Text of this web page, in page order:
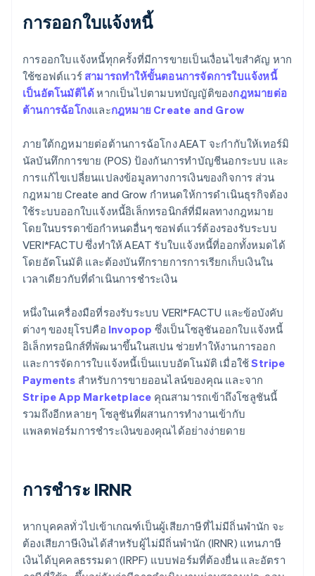
การออกใบแจ้งหนี้
การออกใบแจ้งหนี้ทุกครั้งที่มีการขายเป็นเงื่อนไขสำคัญ หาก
ใช้ซอฟต์แวร์ สามารถทำให้ขั้นตอนการจัดการใบแจ้งหนี้
เป็นอัตโนมัติได้หากเป็นไปตามบทบัญญัติของกฎหมายต่อ
ต้านการฉ้อโกงและกฎหมาย Create and Grow
ภายใต้กฎหมายต่อต้านการฉ้อโกง AEAT จะกำกับให้เทอร์มิ
นัลบันทึกการขาย (POS) ป้องกันการทำบัญชีนอกระบบ และ
การแก้ไขเปลี่ยนแปลงข้อมูลทางการเงินของกิจการ ส่วน
กฎหมาย Create and Grow กำหนดให้การดำเนินธุรกิจต้อง
ใช้ระบบออกใบแจ้งหนี้อิเล็กทรอนิกส์ที่มีผลทางกฎหมาย
โดยในบรรดาข้อกำหนดอื่นๆ ซอฟต์แวร์ต้องรองรับระบบ
VERI*FACTU ซึ่งทำให้ AEAT รับใบแจ้งหนี้ที่ออกทั้งหมดได้
โดยอัตโนมัติ และต้องบันทึกรายการการเรียกเก็บเงินใน
เวลาเดียวกับที่ดำเนินการชำระเงิน
หนึ่งในเครื่องมือที่รองรับระบบ VERI*FACTU และข้อบังคับ
ต่างๆ ของยุโรปคือ Invopop ซึ่งเป็นโซลูชันออกใบแจ้งหนี้
อิเล็กทรอนิกส์ที่พัฒนาขึ้นในสเปน ช่วยทำให้งานการออก
และการจัดการใบแจ้งหนี้เป็นแบบอัตโนมัติ เมื่อใช้Stripe
Payments สำหรับการขายออนไลน์ของคุณ และจาก
Stripe App Marketplace คุณสามารถเข้าถึงโซลูชันนี้
รวมถึงอีกหลายๆ โซลูชันที่ผสานการทำงานเข้ากับ
แพลตฟอร์มการชำระเงินของคุณได้อย่างง่ายดาย
การชำระ IRNR
หากบุคคลทั่วไปเข้าเกณฑ์เป็นผู้เสียภาษีที่ไม่มีถิ่นพำนัก จะ
ต้องเสียภาษีเงินได้สำหรับผู้ไม่มีถิ่นพำนัก (IRNR) แทนภาษี
เงินได้บุคคลธรรมดา (IRPF) แบบฟอร์มที่ต้องยื่น และอัตรา